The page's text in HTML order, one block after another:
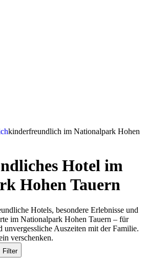
kinderfreundlich im Nationalpark Hohen
Hotel im
Hohen Tauern
Hotels, besondere Erlebnisse und
im Nationalpark Hohen Tauern – für
unvergessliche Auszeiten mit der Familie.
verschenken.
Filter